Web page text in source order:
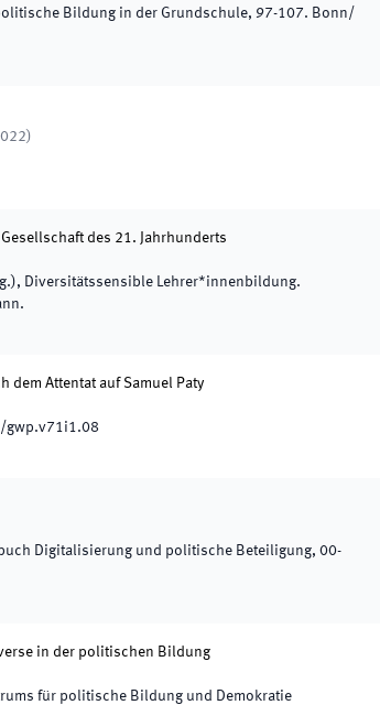
Bildung in der Grundschule, 97-107. Bonn/
)
des 21. Jahrhunderts
), Diversitätssensible Lehrer*innenbildung.
.
Attentat auf Samuel Paty
gwp.v71i1.08
Digitalisierung und politische Beteiligung, 00-
in der politischen Bildung
für politische Bildung und Demokratie